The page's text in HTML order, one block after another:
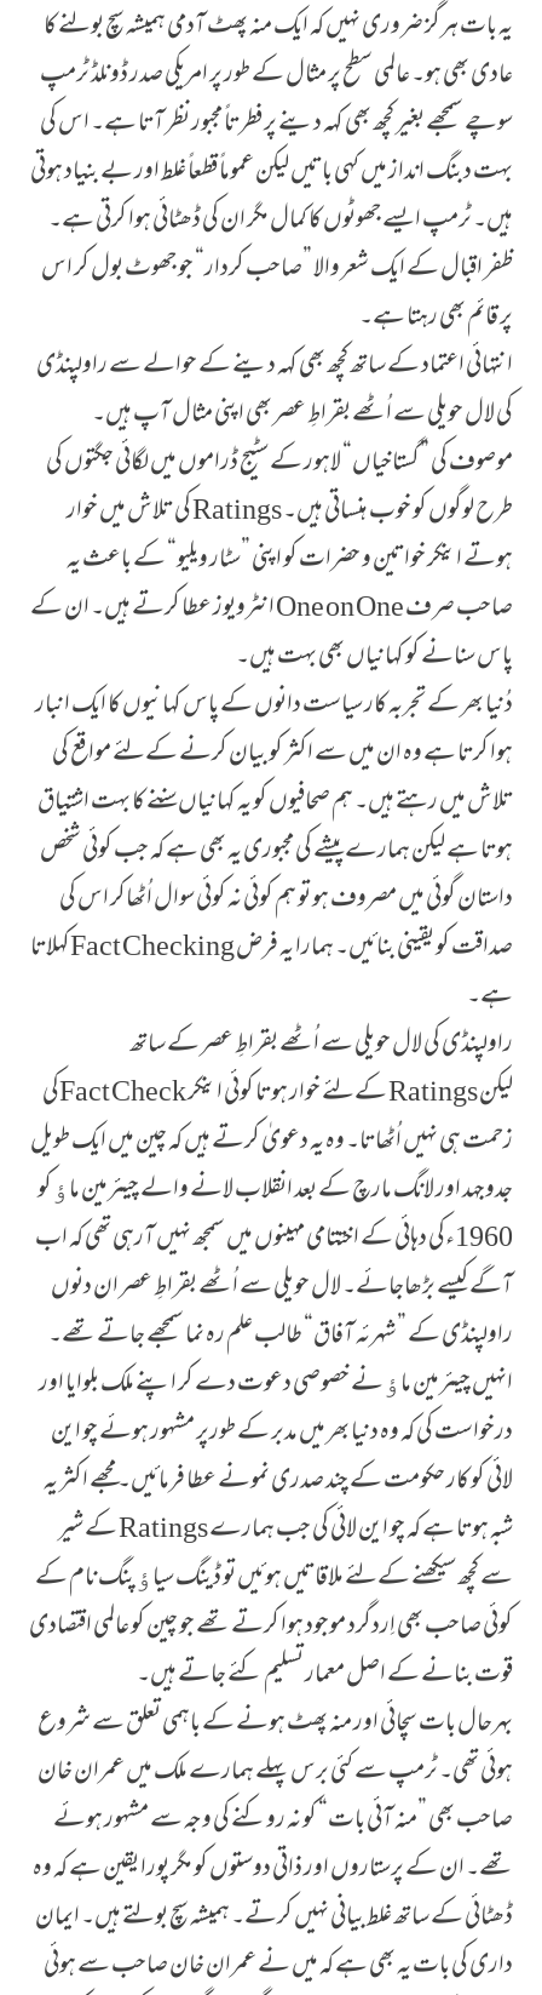
اگر دعویٰ درست ثابت ہوا تو
یہ بات ہرگز ضروری نہیں کہ ایک منہ پھٹ آدمی ہمیشہ سچ بولنے کا
عادی بھی ہو۔ عالمی سطح پر مثال کے طور پر امریکی صدر ڈونلڈ ٹرمپ
سوچے سمجھے بغیر کچھ بھی کہہ دینے پر فطرتاً مجبور نظر آتا ہے۔ اس کی
بہت دبنگ انداز میں کہی باتیں لیکن عموماً قطعاً غلط اور بے بنیاد ہوتی
ہیں۔ ٹرمپ ایسے جھوٹوں کا کمال مگر ان کی ڈھٹائی ہوا کرتی ہے۔
ظفر اقبال کے ایک شعر والا ”صاحب کردار“ جو جھوٹ بول کر اس
پر قائم بھی رہتا ہے۔
انتہائی اعتماد کے ساتھ کچھ بھی کہہ دینے کے حوالے سے راولپنڈی
کی لال حویلی سے اُٹھے بقراطِ عصر بھی اپنی مثال آپ ہیں۔
موصوف کی ”گستاخیاں“ لاہور کے سٹیج ڈراموں میں لگائی جگتوں کی
طرح لوگوں کو خوب ہنساتی ہیں۔ Ratings کی تلاش میں خوار
ہوتے اینکر خواتین و حضرات کو اپنی ”سٹار ویلیو“ کے باعث یہ
صاحب صرف One on One انٹرویوز عطا کرتے ہیں۔ ان کے
پاس سنانے کو کہانیاں بھی بہت ہیں۔
دُنیا بھر کے تجربہ کار سیاست دانوں کے پاس کہانیوں کا ایک انبار
ہوا کرتا ہے وہ ان میں سے اکثر کو بیان کرنے کےلئے مواقع کی
تلاش میں رہتے ہیں۔ ہم صحافیوں کو یہ کہانیاں سننے کا بہت اشتیاق
ہوتا ہے لیکن ہمارے پیشے کی مجبوری یہ بھی ہے کہ جب کوئی شخص
داستان گوئی میں مصروف ہو تو ہم کوئی نہ کوئی سوال اُٹھاکر اس کی
صداقت کو یقینی بنائیں۔ ہمارا یہ فرض Fact Checkingکہلاتا
ہے۔
راولپنڈی کی لال حویلی سے اُٹھے بقراطِ عصر کے ساتھ
لیکن Ratings کےلئے خوار ہوتا کوئی اینکر Fact Checkکی
زحمت ہی نہیں اُٹھاتا۔ وہ یہ دعویٰ کرتے ہیں کہ چین میں ایک طویل
جدوجہد اور لانگ مارچ کے بعد انقلاب لانے والے چیئرمین ماﺅکو
1960ءکی دہائی کے اختتامی مہینوں میں سمجھ نہیں آرہی تھی کہ اب
آگے کیسے بڑھاجائے۔ لال حویلی سے اُٹھے بقراطِ عصر ان دنوں
راولپنڈی کے ”شہرئہ آفاق“ طالب علم رہ نما سمجھے جاتے تھے۔
انہیں چیئرمین ماﺅنے خصوصی دعوت دے کر اپنے ملک بلوایا اور
درخواست کی کہ وہ دنیا بھر میں مدبر کے طورپر مشہور ہوئے چو این
لائی کو کار حکومت کے چند صدری نمونے عطا فرمائیں۔ مجھے اکثر یہ
شبہ ہوتا ہے کہ چو این لائی کی جب ہمارے Ratings کے شیر
سے کچھ سیکھنے کےلئے ملاقاتیں ہوئیں تو ڈینگ سیاﺅپنگ نام کے
کوئی صاحب بھی اِردگرد موجود ہوا کرتے تھے جو چین کو عالمی اقتصادی
قوت بنانے کے اصل معمار تسلیم کئے جاتے ہیں۔
بہرحال بات سچائی اور منہ پھٹ ہونے کے باہمی تعلق سے شروع
ہوئی تھی۔ ٹرمپ سے کئی برس پہلے ہمارے ملک میں عمران خان
صاحب بھی ”منہ آئی بات“ کو نہ روکنے کی وجہ سے مشہور ہوئے
تھے۔ ان کے پرستاروں اور ذاتی دوستوں کو مگر پورا یقین ہے کہ وہ
ڈھٹائی کے ساتھ غلط بیانی نہیں کرتے۔ ہمیشہ سچ بولتے ہیں۔ ایمان
داری کی بات یہ بھی ہے کہ میں نے عمران خان صاحب سے ہوئی